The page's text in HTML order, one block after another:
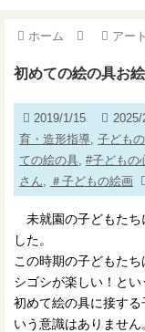
ホーム アート
初めての絵の具お絵
2019/1/15 2025/
育・造形指導, 子ども
ての絵の具, #子どもの
さん, ＃子どもの絵画
未就園の子どもたち
した。
この時期の子どもた
シゴシが楽しい！とい
初めて絵の具に接す
いう意識はありません